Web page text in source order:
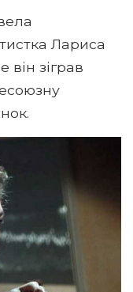
Лариса
зіграв